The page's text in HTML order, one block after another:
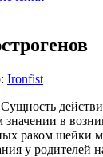
Ironfist
Сущность
значении в
раком шейки
у